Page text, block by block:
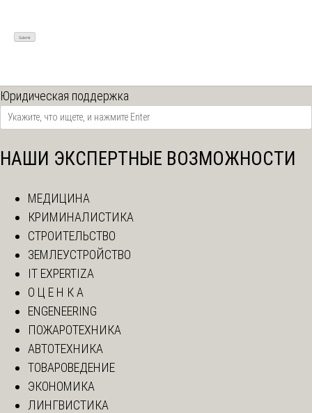
Юридическая поддержка
НАШИ ЭКСПЕРТНЫЕ ВОЗМОЖНОСТИ
МЕДИЦИНА
КРИМИНАЛИСТИКА
СТРОИТЕЛЬСТВО
ЗЕМЛЕУСТРОЙСТВО
IT EXPERTIZA
О Ц Е Н К А
ENGENEERING
ПОЖАРОТЕХНИКА
АВТОТЕХНИКА
ТОВАРОВЕДЕНИЕ
ЭКОНОМИКА
ЛИНГВИСТИКА